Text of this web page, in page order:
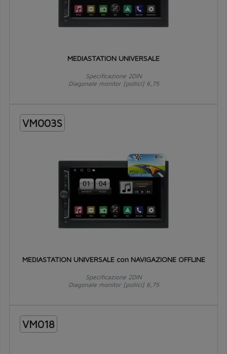
MEDIASTATION UNIVERSALE
Specificazione 2DIN
Diagonale monitor [pollici] 6,75
VM003S
MEDIASTATION UNIVERSALE con NAVIGAZIONE OFFLINE
Specificazione 2DIN
Diagonale monitor [pollici] 6,75
VM018